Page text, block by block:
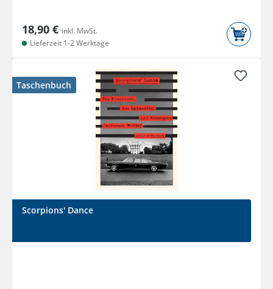
18,90 € inkl. MwSt.
Lieferzeit 1-2 Werktage
Taschenbuch
Scorpions' Dance